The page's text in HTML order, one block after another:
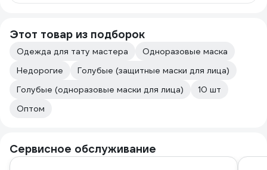
Этот товар из подборок
Одежда для тату мастера
Одноразовые маска
Недорогие
Голубые (защитные маски для лица)
Голубые (одноразовые маски для лица)
10 шт
Оптом
Сервисное обслуживание